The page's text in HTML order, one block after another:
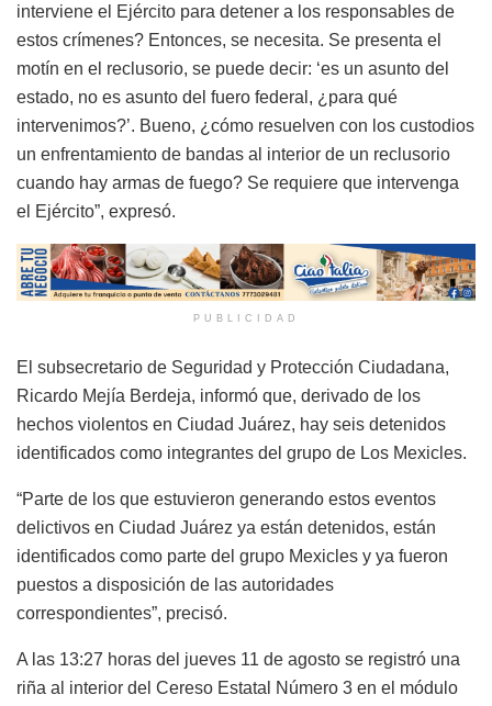
interviene el Ejército para detener a los responsables de
estos crímenes? Entonces, se necesita. Se presenta el
motín en el reclusorio, se puede decir: ‘es un asunto del
estado, no es asunto del fuero federal, ¿para qué
intervenimos?’. Bueno, ¿cómo resuelven con los custodios
un enfrentamiento de bandas al interior de un reclusorio
cuando hay armas de fuego? Se requiere que intervenga
el Ejército”, expresó.
PUBLICIDAD
El subsecretario de Seguridad y Protección Ciudadana,
Ricardo Mejía Berdeja, informó que, derivado de los
hechos violentos en Ciudad Juárez, hay seis detenidos
identificados como integrantes del grupo de Los Mexicles.
“Parte de los que estuvieron generando estos eventos
delictivos en Ciudad Juárez ya están detenidos, están
identificados como parte del grupo Mexicles y ya fueron
puestos a disposición de las autoridades
correspondientes”, precisó.
A las 13:27 horas del jueves 11 de agosto se registró una
riña al interior del Cereso Estatal Número 3 en el módulo